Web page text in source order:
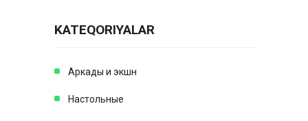
KATEQORIYALAR
Аркады и экшн
Настольные